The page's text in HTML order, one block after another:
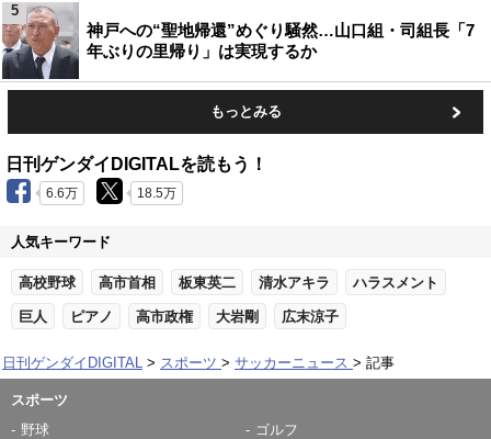
神戸への“聖地帰還”めぐり騒然…山口組・司組長「7
年ぶりの里帰り」は実現するか
5
もっとみる
日刊ゲンダイDIGITALを読もう！
6.6万 18.5万
人気キーワード
高校野球 高市首相 板東英二 清水アキラ ハラスメント
巨人 ピアノ 高市政権 大岩剛 広末涼子
日刊ゲンダイDIGITAL スポーツ サッカーニュース 記事
スポーツ
野球
ゴルフ